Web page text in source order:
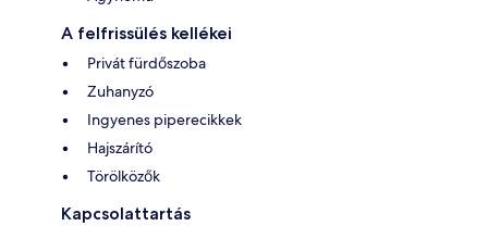
A felfrissülés kellékei
Privát fürdőszoba
Zuhanyzó
Ingyenes piperecikkek
Hajszárító
Törölközők
Kapcsolattartás